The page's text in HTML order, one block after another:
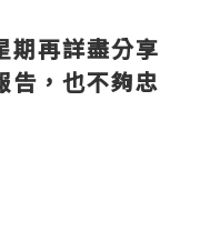
期再詳盡分享
告，也不夠忠